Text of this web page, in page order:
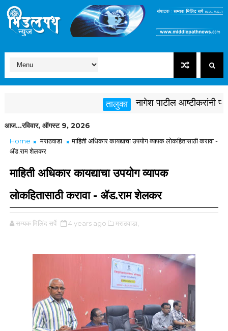
तालुका नागेश पाटील आष्टीकरांनी
आज...रविवार, ऑगस्ट 9, 2026
Home मराठवाडा
माहिती अधिकार कायद्याचा उपयोग व्यापक लोकहितासाठी करावा -
ॲड.राम शेलकर
माहिती अधिकार कायद्याचा उपयोग व्यापक
लोकहितासाठी करावा - ॲड.राम शेलकर
सम्यक मिलिंद सर्पे 4 years ago मराठवाडा,